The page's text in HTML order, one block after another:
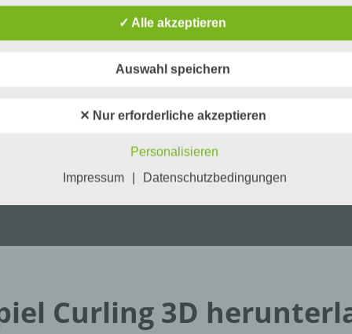
Curling 3D
c) Verarbeitung
Verarbeitung ist jeder mit oder ohne Hilfe automatisierter
Zusammenhang mit personenbezogenen Daten wie das
das Erfassen, die Organisation, das Ordnen, die Speicherung,
Verwendung, die Offenlegung durch Übermittlung, Verbreitung
eine andere Form der Bereitstellung, den Abgleich oder die
Verknüpfung, die Einschränkung, das Löschen oder die
einzuschränken.
✓ Alle akzeptieren
Auswahl speichern
✕ Nur erforderliche akzeptieren
Personalisieren
Impressum
Datenschutzbedingungen